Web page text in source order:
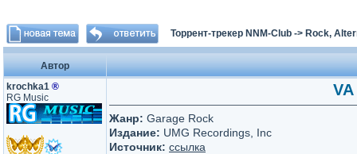
Торрент-трекер NNM-Club -> Rock,
Автор
krochka1 ®
RG Music
Жанр: Garage Rock
Издание: UMG Recordings, Inc
Источник: ссылка